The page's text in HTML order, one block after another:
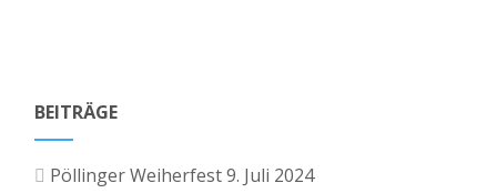
BEITRÄGE
Pöllinger Weiherfest9. Juli 2024